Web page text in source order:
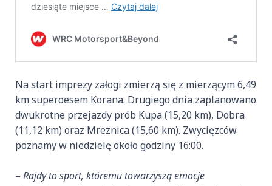
Na start imprezy załogi zmierzą się z mierzącym 6,49
km superoesem Korana. Drugiego dnia zaplanowano
dwukrotne przejazdy prób Kupa (15,20 km), Dobra
(11,12 km) oraz Mreznica (15,60 km). Zwycięzców
poznamy w niedzielę około godziny 16:00.
– Rajdy to sport, któremu towarzyszą emocje